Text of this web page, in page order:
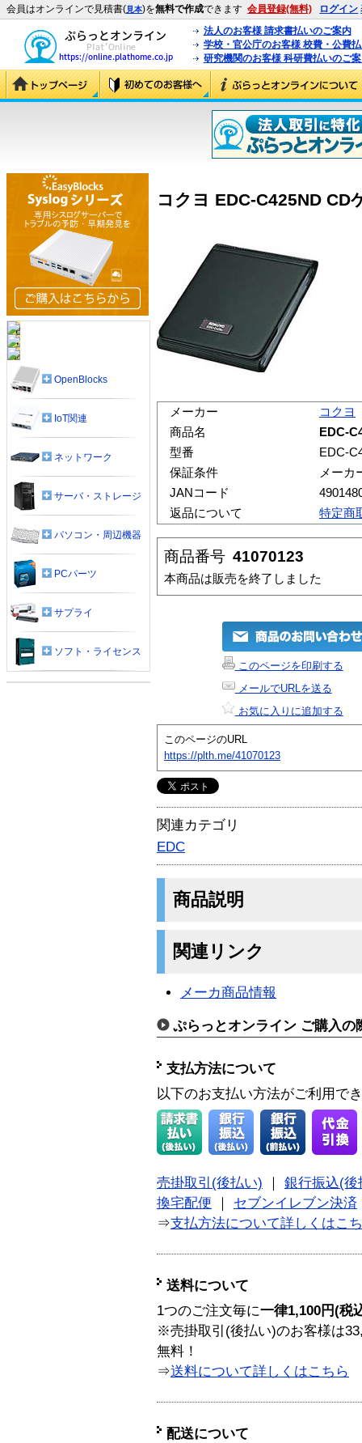
会員はオンラインで見積書(見本)を無料で作成できます 会員登録(無料) ログイン
法人のお客様 請求書払いのご案内
学校・官公庁のお客様 校費・公費
研究機関のお客様 科研費払いのご
コクヨ EDC-C425ND CD
メーカー
コクヨ
商品名
EDC-
型番
EDC-
保証条件
メーカ
JANコード
返品について
特定商
商品番号 41070123
本商品は販売を終了しました
このページを印刷する
メールでURLを送る
お気に入りに追加する
このページのURL
https://plth.me/41070123
関連カテゴリ
EDC
商品説明
関連リンク
メーカ商品情報
ぷらっとオンライン ご購入の
支払方法について
以下のお支払い方法がご利用で
売掛取引(後払い)
銀行振込(後
換宅配便
セブンイレブン決済
⇒支払方法について詳しくはこ
送料について
1つのご注文毎に一律1,100円(税
※売掛取引(後払い)のお客様は
無料！
⇒送料について詳しくはこちら
配送について
OpenBlocks
IoT関連
ネットワーク
サーバ・ストレージ
パソコン・周辺機器
PCパーツ
サプライ
ソフト・ライセンス